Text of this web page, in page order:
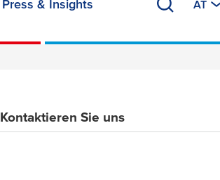
Press & Insights AT
Kontaktieren Sie uns